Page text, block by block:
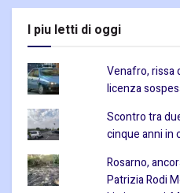
I piu letti di oggi
Venafro, rissa
licenza
Scontro tra
cinque anni in
Rosarno,
Patrizia Rodi